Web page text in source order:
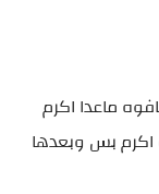
ماعدا اكرم
اكرم بس وبعدها